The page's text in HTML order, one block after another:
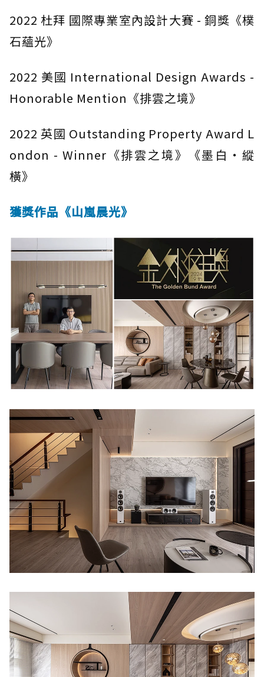
2022 杜拜 國際專業室內設計大賽 - 銅獎《樸
石蘊光》
2022 美國 International Design Awards -
Honorable Mention《排雲之境》
2022 英國 Outstanding Property Award L
ondon - Winner《排雲之境》《墨白・縱
橫》
獲獎作品《山嵐晨光》